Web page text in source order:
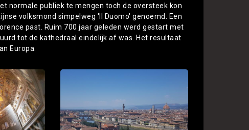
normale publiek te mengen toch de oversteek kon
volksmond simpelweg 'Il Duomo' genoemd. Een
past. Ruim 700 jaar geleden werd gestart met
tot de kathedraal eindelijk af was. Het resultaat
Europa.